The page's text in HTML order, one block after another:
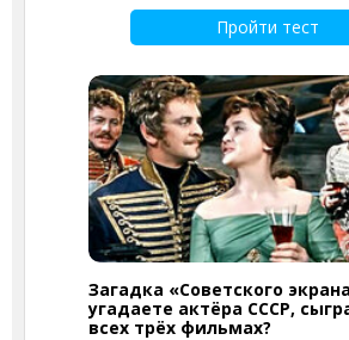
Пройти тест
Загадка «Советского
угадаете актёра СССР,
всех трёх фильмах?